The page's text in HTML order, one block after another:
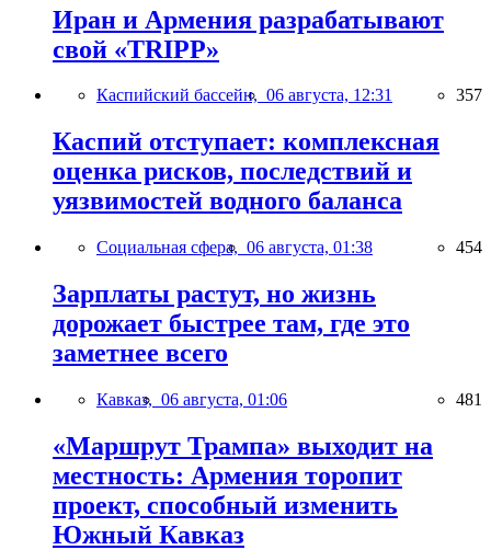
Иран и Армения разрабатывают
свой «TRIPP»
Каспийский бассейн, 06 августа, 12:31 357
Каспий отступает: комплексная
оценка рисков, последствий и
уязвимостей водного баланса
Социальная сфера, 06 августа, 01:38 454
Зарплаты растут, но жизнь
дорожает быстрее там, где это
заметнее всего
Кавказ, 06 августа, 01:06 481
«Маршрут Трампа» выходит на
местность: Армения торопит
проект, способный изменить
Южный Кавказ